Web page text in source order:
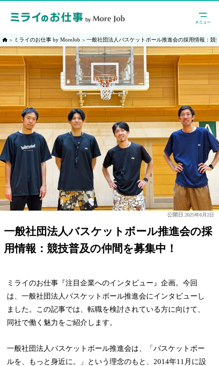
ミライのお仕事 by MoreJob 一般社団法人バスケットボール推進会の採用情報：競
公開日:2025年6月2日
一般社団法人バスケットボール推進会の採
用情報：競技普及の仲間を募集中！
ミライのお仕事『注目企業へのインタビュー』企画。今回
は、一般社団法人バスケットボール推進会にインタビューし
ました。この記事では、転職を検討されている方に向けて、
同社で働く魅力をご紹介します。
一般社団法人バスケットボール推進会は、「バスケットボー
ルを、もっと身近に。」という理念のもと、2014年11月に設